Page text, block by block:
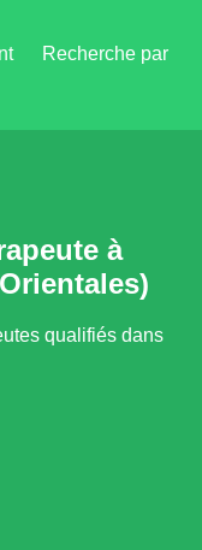
Recherche par
à
qualifiés dans